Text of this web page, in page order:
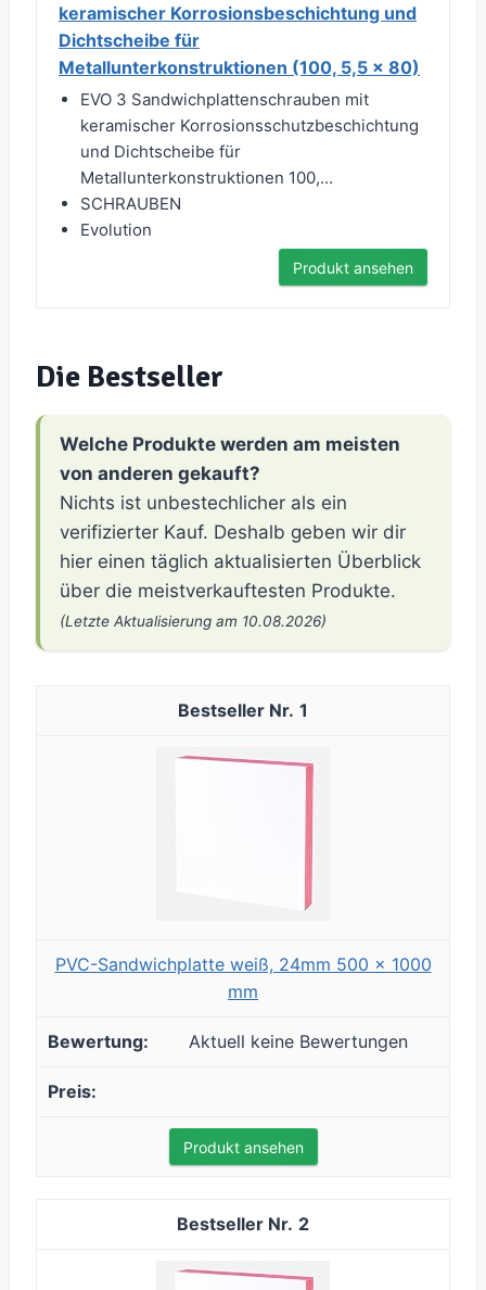
keramischer Korrosionsbeschichtung und
Dichtscheibe für
Metallunterkonstruktionen (100, 5,5 x 80)
EVO 3 Sandwichplattenschrauben mit
keramischer Korrosionsschutzbeschichtung
und Dichtscheibe für
Metallunterkonstruktionen 100,...
SCHRAUBEN
Evolution
Produkt ansehen
Die Bestseller
Welche Produkte werden am meisten
von anderen gekauft?
Nichts ist unbestechlicher als ein
verifizierter Kauf. Deshalb geben wir dir
hier einen täglich aktualisierten Überblick
über die meistverkauftesten Produkte.
(Letzte Aktualisierung am 10.08.2026)
1
PVC-Sandwichplatte weiß, 24mm 500 x 1000
mm
Aktuell keine Bewertungen
Produkt ansehen
2